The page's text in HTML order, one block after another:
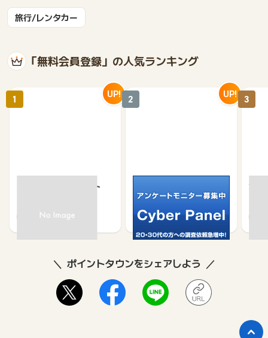
旅行/レンタカー
「無料会員登録」の人気ランキング
京急プレミアポイント
370 650
1 UP!
500 750
2 UP!
カウ
3
ポイントタウンをシェアしよう